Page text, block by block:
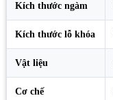
Kích thước ngàm
Kích thước lỗ khóa
Vật liệu
Cơ chế